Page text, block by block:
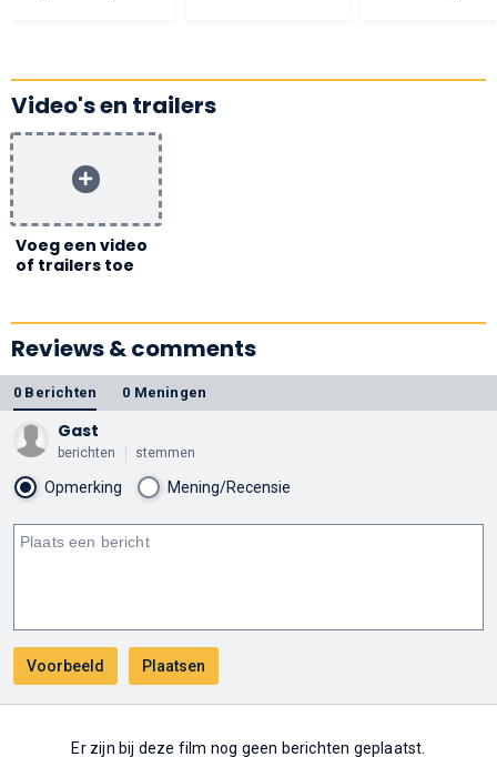
Video's en trailers
Voeg een video
of trailers toe
Reviews & comments
0 Berichten 0 Meningen
Gast
berichten stemmen
Opmerking Mening/Recensie
Er zijn bij deze film nog geen berichten geplaatst.